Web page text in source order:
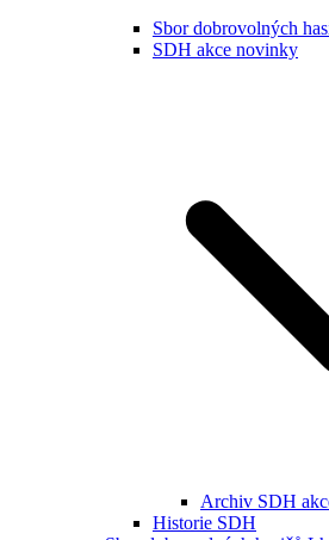
Sbor dobrovolných
SDH akce novinky
Archiv SDH
Historie SDH